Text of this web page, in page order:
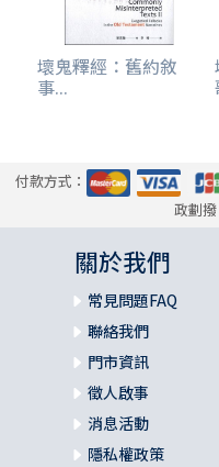
壞鬼釋經：舊約敘
事...
付款方式：
政劃
關於我們
常見問題FAQ
聯絡我們
門市資訊
徵人啟事
消息活動
隱私權政策